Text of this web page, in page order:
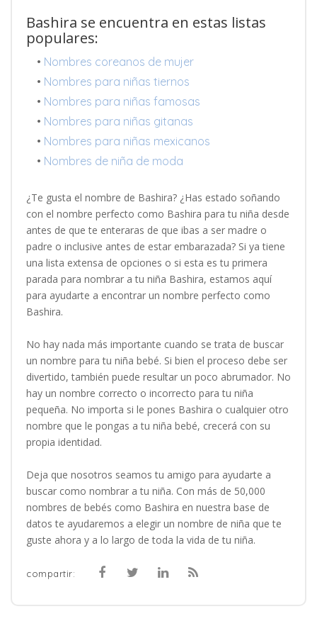
Bashira se encuentra en estas listas
populares:
• Nombres coreanos de mujer
• Nombres para niñas tiernos
• Nombres para niñas famosas
• Nombres para niñas gitanas
• Nombres para niñas mexicanos
• Nombres de niña de moda
¿Te gusta el nombre de Bashira? ¿Has estado soñando
con el nombre perfecto como Bashira para tu niña desde
antes de que te enteraras de que ibas a ser madre o
padre o inclusive antes de estar embarazada? Si ya tiene
una lista extensa de opciones o si esta es tu primera
parada para nombrar a tu niña Bashira, estamos aquí
para ayudarte a encontrar un nombre perfecto como
Bashira.
No hay nada más importante cuando se trata de buscar
un nombre para tu niña bebé. Si bien el proceso debe ser
divertido, también puede resultar un poco abrumador. No
hay un nombre correcto o incorrecto para tu niña
pequeña. No importa si le pones Bashira o cualquier otro
nombre que le pongas a tu niña bebé, crecerá con su
propia identidad.
Deja que nosotros seamos tu amigo para ayudarte a
buscar como nombrar a tu niña. Con más de 50,000
nombres de bebés como Bashira en nuestra base de
datos te ayudaremos a elegir un nombre de niña que te
guste ahora y a lo largo de toda la vida de tu niña.
compartir: